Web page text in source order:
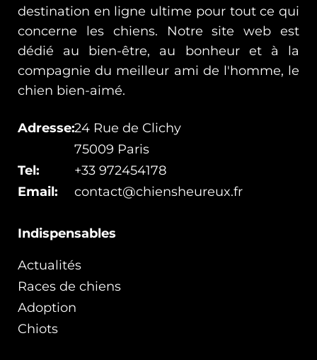
Indispensables
Actualités
Races de chiens
Adoption
Chiots
destination en ligne ultime pour tout ce qui
concerne les chiens. Notre site web est
dédié au bien-être, au bonheur et à la
compagnie du meilleur ami de l'homme, le
chien bien-aimé.
Adresse:24 Rue de Clichy
75009 Paris
Tel:
+33 972454178
Email:
contact@chiensheureux.fr